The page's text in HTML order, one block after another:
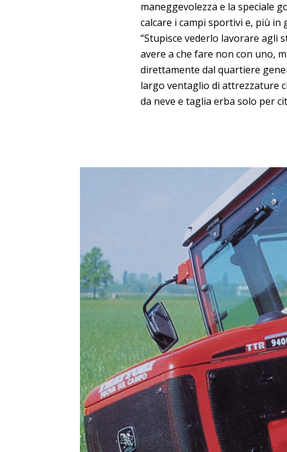
maneggevolezza e la speciale
calcare i campi sportivi e, più in
“Stupisce vederlo lavorare agli
avere a che fare non con uno,
direttamente dal quartiere
largo ventaglio di attrezzature
da neve e taglia erba solo per